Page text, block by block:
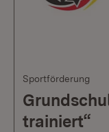
Sportförderung
trainiert“